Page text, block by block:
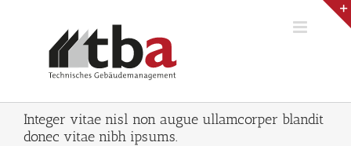
Integer vitae nisl non augue ullamcorper blandit
donec vitae nibh ipsums.